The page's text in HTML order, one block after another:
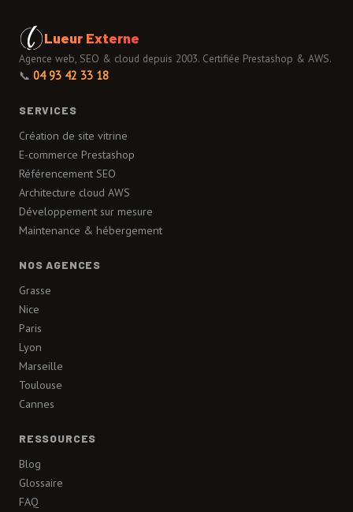
Lueur Externe
Agence web, SEO & cloud depuis 2003. Certifiée Prestashop & AWS.
📞 04 93 42 33 18
SERVICES
Création de site vitrine
E-commerce Prestashop
Référencement SEO
Architecture cloud AWS
Développement sur mesure
Maintenance & hébergement
NOS AGENCES
Grasse
Nice
Paris
Lyon
Marseille
Toulouse
Cannes
RESSOURCES
Blog
Glossaire
FAQ